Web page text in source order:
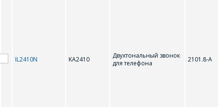
IL2410N KA2410
Двухтональный звонок
для телефона
2101.8-А